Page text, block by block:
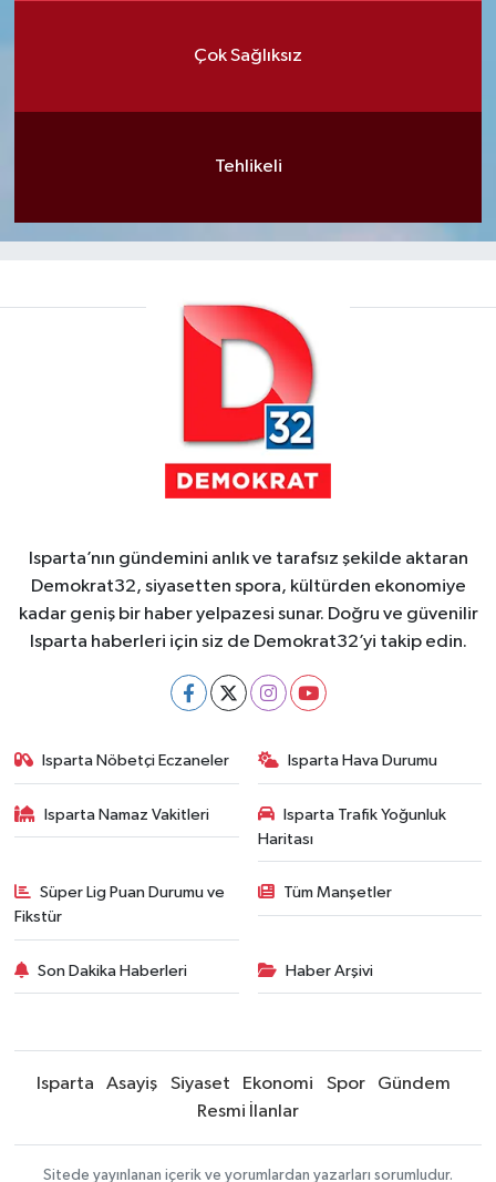
Çok Sağlıksız
Tehlikeli
Isparta’nın gündemini anlık ve tarafsız şekilde aktaran
Demokrat32, siyasetten spora, kültürden ekonomiye
kadar geniş bir haber yelpazesi sunar. Doğru ve güvenilir
Isparta haberleri için siz de Demokrat32’yi takip edin.
Isparta Nöbetçi Eczaneler Isparta Hava Durumu
Isparta Namaz Vakitleri
Isparta Trafik Yoğunluk
Haritası
Süper Lig Puan Durumu ve
Fikstür
Tüm Manşetler
Son Dakika Haberleri Haber Arşivi
Isparta Asayiş Siyaset Ekonomi Spor
Gündem
Resmi İlanlar
Sitede yayınlanan içerik ve yorumlardan yazarları sorumludur.